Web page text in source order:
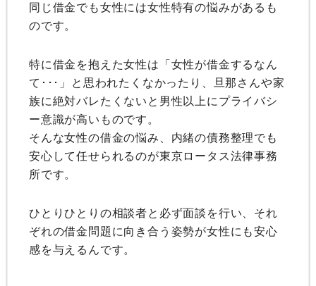
同じ借金でも女性には女性特有の悩みがあるも
のです。
特に借金を抱えた女性は「女性が借金するなん
て･･･」と思われたくなかったり、旦那さんや家
族に絶対バレたくないと男性以上にプライバシ
ー意識が高いものです。
そんな女性の借金の悩み、内緒の債務整理でも
安心して任せられるのが東京ロータス法律事務
所です。
ひとりひとりの相談者と必ず面談を行い、それ
ぞれの借金問題に向き合う姿勢が女性にも安心
感を与えるんです。